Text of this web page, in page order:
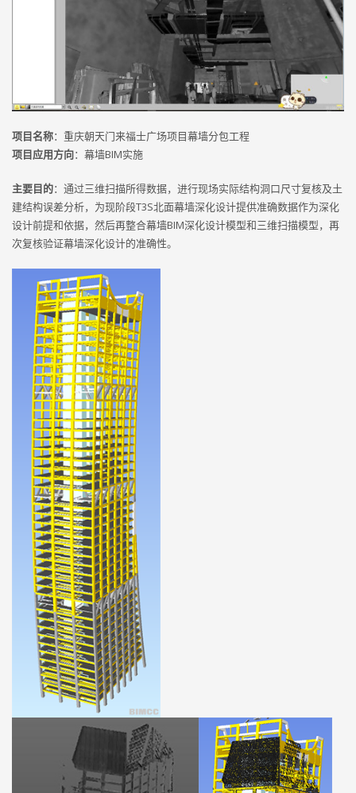
项目名称：重庆朝天门来福士广场项目幕墙分包工程
项目应用方向：幕墙BIM实施
主要目的：通过三维扫描所得数据，进行现场实际结构洞口尺寸复核及土
建结构误差分析，为现阶段T3S北面幕墙深化设计提供准确数据作为深化
设计前提和依据，然后再整合幕墙BIM深化设计模型和三维扫描模型，再
次复核验证幕墙深化设计的准确性。